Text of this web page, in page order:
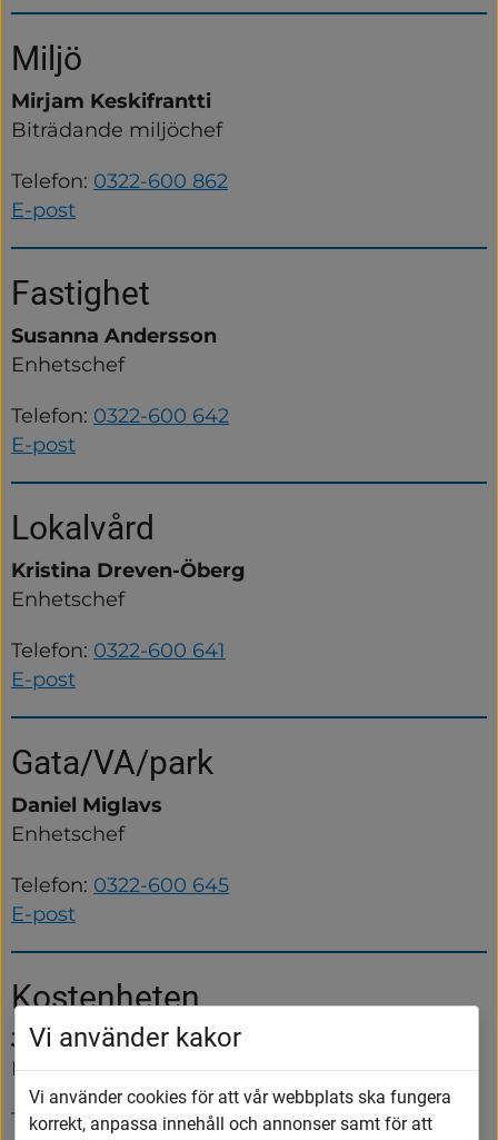
Miljö
Mirjam Keskifrantti
Biträdande miljöchef
Telefon: 0322-600 862
E-post
Fastighet
Susanna Andersson
Enhetschef
Telefon: 0322-600 642
E-post
Lokalvård
Kristina Dreven-Öberg
Enhetschef
Telefon: 0322-600 641
E-post
Gata/VA/park
Daniel Miglavs
Enhetschef
Telefon: 0322-600 645
E-post
Kostenheten
Jonas Mårtensson
Enhetschef
Telefon: 0322-600 742
Vi använder kakor
Vi använder cookies för att vår webbplats ska fungera
korrekt, anpassa innehåll och annonser samt för att